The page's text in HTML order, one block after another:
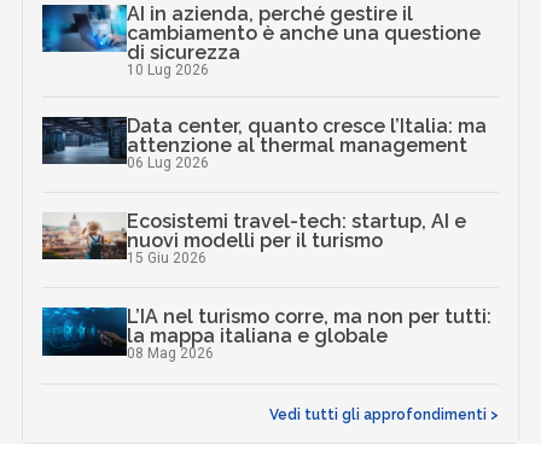
AI in azienda, perché gestire il
cambiamento è anche una questione
di sicurezza
10 Lug 2026
Data center, quanto cresce l’Italia: ma
attenzione al thermal management
06 Lug 2026
Ecosistemi travel-tech: startup, AI e
nuovi modelli per il turismo
15 Giu 2026
L’IA nel turismo corre, ma non per tutti:
la mappa italiana e globale
08 Mag 2026
Vedi tutti gli approfondimenti >